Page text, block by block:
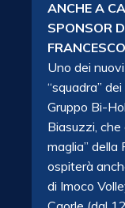
ANCHE A
SPONSOR
Uno dei
“squadra”
Gruppo Bi-
Biasuzzi, che
maglia” della
ospiterà
di Imoco